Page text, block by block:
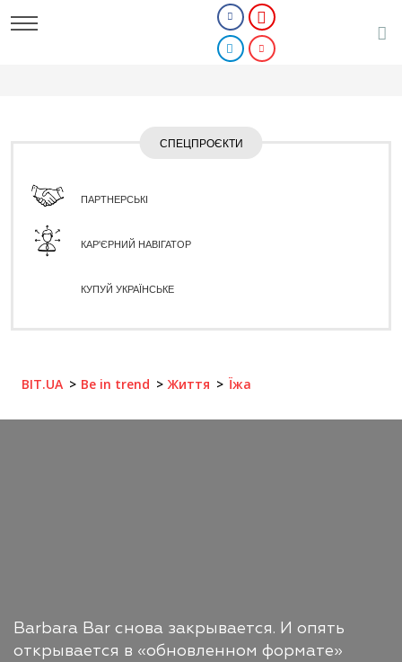
СПЕЦПРОЄКТИ
ПАРТНЕРСЬКІ
КАР'ЄРНИЙ НАВІГАТОР
КУПУЙ УКРАЇНСЬКЕ
BIT.UA Be in trend Життя Їжа
Barbara Bar снова закрывается. И опять
открывается в «обновленном формате»